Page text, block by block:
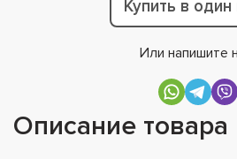
Купить в один
Или напишите
Описание товара